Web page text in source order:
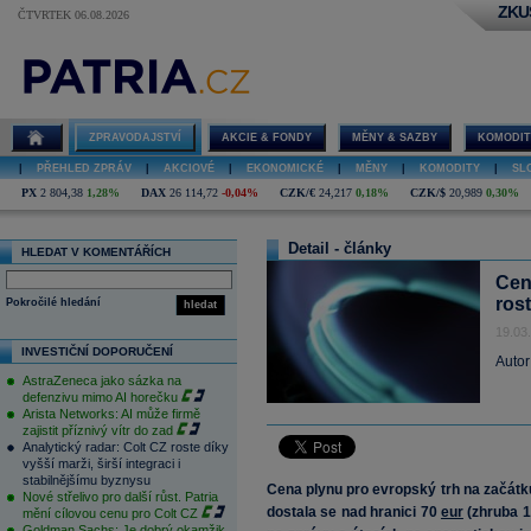
ČTVRTEK 06.08.2026
ZPRAVODAJSTVÍ AKCIE & FONDY MĚNY & SAZBY
PŘEHLED ZPRÁV AKCIOVÉ EKONOMICKÉ MĚNY KOMODITY
PX 2 804,38 1,28% DAX 26 114,72 -0,04% CZK/€ 24,217 0,18% CZK/$ 20,989 0,30%
HLEDAT V KOMENTÁŘÍCH
hledat
Pokročilé hledání
INVESTIČNÍ DOPORUČENÍ
AstraZeneca jako sázka na
defenzivu mimo AI horečku
Arista Networks: AI může firmě
zajistit příznivý vítr do zad
Analytický radar: Colt CZ roste díky
vyšší marži, širší integraci i
stabilnějšímu byznysu
Nové střelivo pro další růst. Patria
mění cílovou cenu pro Colt CZ
Detail - články
Cena plynu pro evropský trh na
dostala se nad hranici 70 eur(zhruba